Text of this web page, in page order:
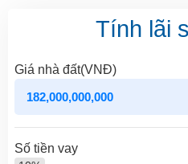
Tính lãi
Giá nhà đất(VNĐ)
Số tiền vay